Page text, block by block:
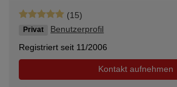
(15)
Privat
Benutzerprofil
Registriert seit 11/2006
Kontakt aufnehmen